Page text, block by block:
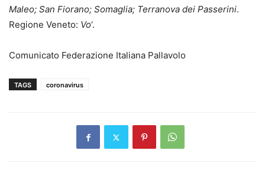
Maleo; San Fiorano; Somaglia; Terranova dei Passerini.
Regione Veneto: Vo‘.
Comunicato Federazione Italiana Pallavolo
TAGS coronavirus